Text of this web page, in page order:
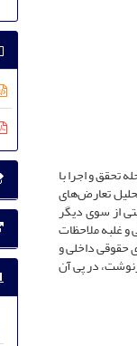
تحقق و اجرا با
تعارض‌های
از سوی دیگر
غلبه ملاحظات
حقوقی داخلی و
در پی آن